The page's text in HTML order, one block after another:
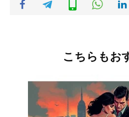
こちらもお